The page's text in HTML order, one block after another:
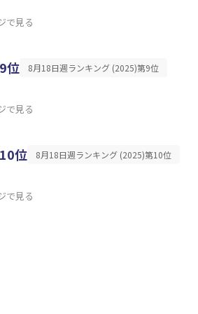
で見る
位 8月18日週ランキング (2025)第9位
で見る
位 8月18日週ランキング (2025)第10位
で見る